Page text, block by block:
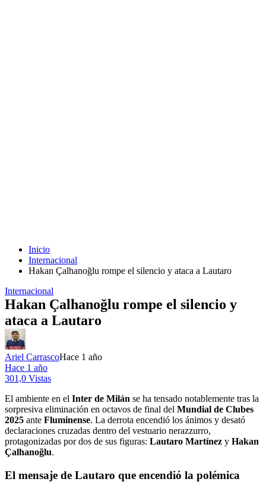
Inicio
Internacional
Hakan Çalhanoğlu rompe el silencio y ataca a Lautaro
Internacional
Hakan Çalhanoğlu rompe el silencio y
ataca a Lautaro
Ariel CarrascoHace 1 año
Hace 1 año
301,0 Vistas
El ambiente en el Inter de Milán se ha tensado notablemente tras la
sorpresiva eliminación en octavos de final del Mundial de Clubes
2025 ante Fluminense. La derrota encendió los ánimos y desató
declaraciones cruzadas dentro del vestuario nerazzurro,
protagonizadas por dos de sus figuras: Lautaro Martínez y Hakan
Çalhanoğlu.
El mensaje de Lautaro que encendió la polémica